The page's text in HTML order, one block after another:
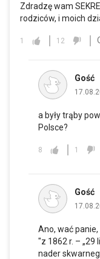
Zdradzę wam
rodziców, i moich
1 12
Gość
a były trąby
Polsce?
8 1
Gość
Ano, wać panie,
"z 1862 r. – „29
nader